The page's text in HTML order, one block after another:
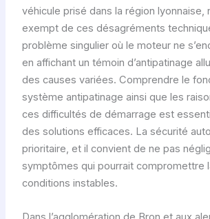
véhicule prisé dans la région lyonnaise,
exempt de ces désagréments
problème singulier où le moteur ne
en affichant un témoin d’antipatinage
des causes variées. Comprendre le
système antipatinage ainsi que les
ces difficultés de démarrage est
des solutions efficaces. La sécurité
prioritaire, et il convient de ne pas
symptômes qui pourrait compromettre
conditions instables.